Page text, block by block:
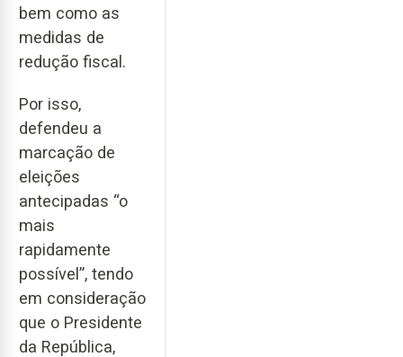
bem como as
medidas de
redução fiscal.
Por isso,
defendeu a
marcação de
eleições
antecipadas “o
mais
rapidamente
possível”, tendo
em consideração
que o Presidente
da República,